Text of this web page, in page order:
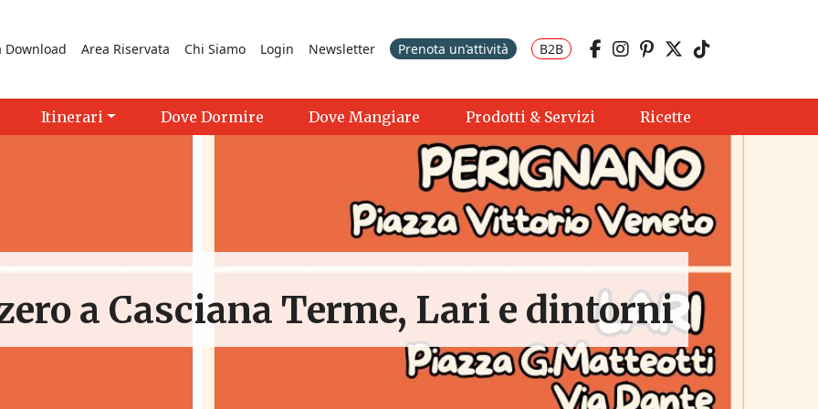
Download Area Riservata Chi Siamo Login Newsletter Prenota un’attività B2B
Itinerari Dove Dormire Dove Mangiare Prodotti & Servizi Ricette
a Casciana Terme, Lari e dintorni